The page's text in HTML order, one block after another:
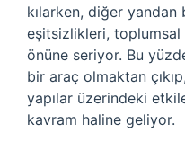
kılarken, diğer
eşitsizlikleri,
önüne seriyor. Bu
bir araç olmaktan
yapılar üzerindeki
kavram haline geliyor.